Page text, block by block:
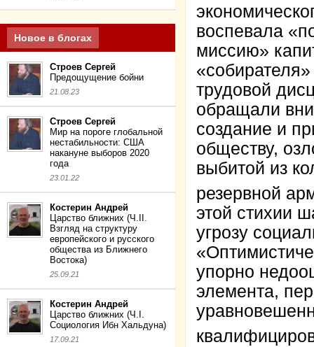
Новое в блогах
Строев Сергей
Предощущение бойни
21.08.23
Строев Сергей
Мир на пороге глобальной
нестабильности: США
накануне выборов 2020
года
23.01.22
Костерин Андрей
Царство ближних (Ч.II.
Взгляд на структуру
европейского и русского
общества из Ближнего
Востока)
25.09.21
Костерин Андрей
Царство ближних (Ч.I.
Социология Ибн Хальдуна)
17.09.21
воспевала
миссию»
трудовой
обращали
создание и
обществу,
выбитой из
резервной
этой стихии
угрозу
упорно
элемента,